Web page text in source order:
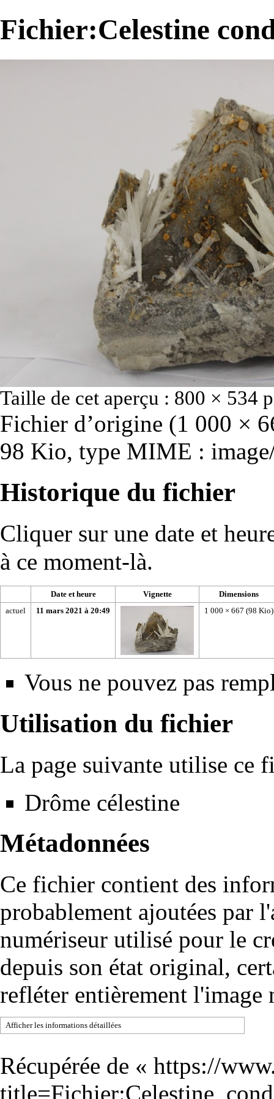
Fichier:Celestine
Taille de cet aperçu : 800 × 534
Fichier d’origine (1 000 ×
98 Kio, type MIME :
Historique du fichier
Cliquer sur une date et
à ce moment-là.
Date et heure Vignette
Dimensions
actuel
11 mars 2021 à 20:49 1 000 × 667 (98 Kio)
Vous ne pouvez pas
Utilisation du fichier
La page suivante utilise ce
Drôme célestine
Métadonnées
Ce fichier contient des
probablement ajoutées par
numériseur utilisé pour le
depuis son état original,
refléter entièrement l'image
Afficher les informations détaillées
Récupérée de « https://